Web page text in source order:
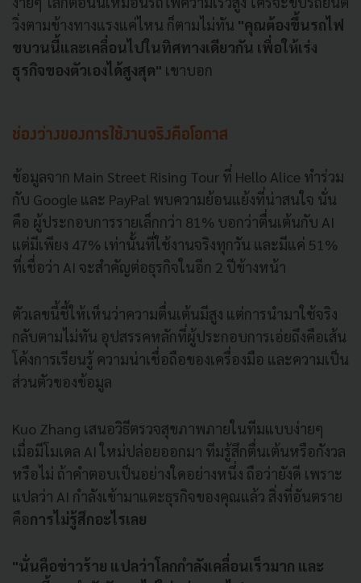
วิ่งตามข้างทางแรงแค่ไหน ก็ตามไม่ทัน "คุณต้องขึ้นรถไฟ
ขบวนนี้และเคลื่อนไปในทิศทางเดียวกัน เพื่อให้เร่ง
ธุรกิจของตัวเองได้สูงสุด" เขาบอก
ช่องว่างของการใช้งานจริงคือโอกาส
ข้อมูลจาก Main Street Rising Tour ที่ Hello Alice ทำร่วม
กับ Google และ PayPal พบความย้อนแย้งที่น่าสนใจ นั่น
คือ ผู้ประกอบการรายเล็กกว่า 81% บอกว่าตื่นเต้นกับ AI
แต่มีเพียง 47% เท่านั้นที่ใช้งานจริงทุกวัน และมีแค่ 51%
ที่เชื่อว่า AI จะสำคัญต่อธุรกิจในอีก 2 ปีข้างหน้า
ตัวเลขนี้ชี้ให้เห็นว่าความตื่นเต้นมีสูง แต่การนำมาใช้จริง
กลับตามไม่ทัน อุปสรรคหลักที่ผู้ประกอบการเอ่ยถึงคือเส้น
โค้งการเรียนรู้ ความน่าเชื่อถือของเครื่องมือ และความเป็น
ส่วนตัวของข้อมูล
Kuo Zhang เสนอวิธีตรวจสุขภาพภายในทีมแบบง่ายๆ
เมื่อมีโมเดล AI ใหม่ปล่อยออกมา ทีมรู้สึกตื่นเต้นหรือกังวล
หรือไม่ ถ้าคำตอบเป็นอย่างใดอย่างหนึ่ง ถือว่ายังดี เพราะ
แปลว่า AI กำลังเข้ามาแตะธุรกิจของคุณแล้ว สิ่งที่อันตราย
คือการไม่รู้สึกอะไรเลย
"นั่นคือข่าวร้าย แปลว่าโลกกำลังเคลื่อนเร็วมาก และ